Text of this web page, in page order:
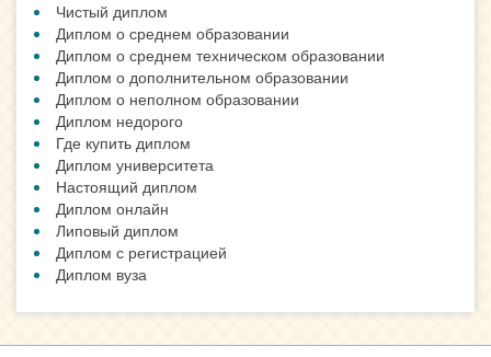
Чистый диплом
Диплом о среднем образовании
Диплом о среднем техническом образовании
Диплом о дополнительном образовании
Диплом о неполном образовании
Диплом недорого
Где купить диплом
Диплом университета
Настоящий диплом
Диплом онлайн
Липовый диплом
Диплом с регистрацией
Диплом вуза